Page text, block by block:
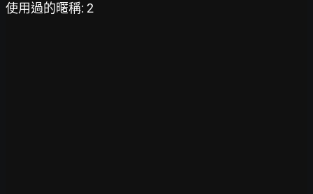
使用過的暱稱: 2